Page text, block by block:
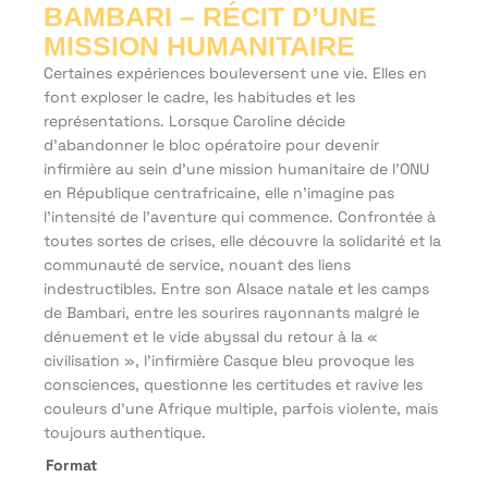
BAMBARI – RÉCIT D’UNE
MISSION HUMANITAIRE
Certaines expériences bouleversent une vie. Elles en
font exploser le cadre, les habitudes et les
représentations. Lorsque Caroline décide
d’abandonner le bloc opératoire pour devenir
infirmière au sein d’une mission humanitaire de l’ONU
en République centrafricaine, elle n’imagine pas
l’intensité de l’aventure qui commence. Confrontée à
toutes sortes de crises, elle découvre la solidarité et la
communauté de service, nouant des liens
indestructibles. Entre son Alsace natale et les camps
de Bambari, entre les sourires rayonnants malgré le
dénuement et le vide abyssal du retour à la «
civilisation », l’infirmière Casque bleu provoque les
consciences, questionne les certitudes et ravive les
couleurs d’une Afrique multiple, parfois violente, mais
toujours authentique.
Format